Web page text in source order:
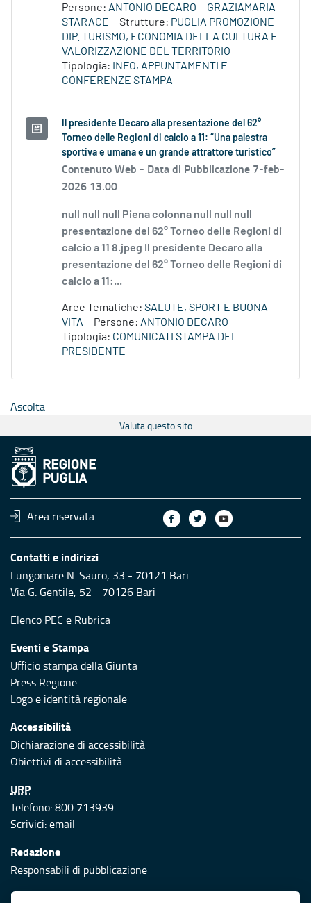
Persone: ANTONIO DECARO
GRAZIAMARIA
STARACE
Strutture: PUGLIA PROMOZIONE
DIP. TURISMO, ECONOMIA DELLA CULTURA E
VALORIZZAZIONE DEL TERRITORIO
Tipologia:
INFO, APPUNTAMENTI E
CONFERENZE STAMPA
Il presidente Decaro alla presentazione del 62°
Torneo delle Regioni di calcio a 11: “Una palestra
sportiva e umana e un grande attrattore turistico”
Contenuto Web - Data di Pubblicazione 7-feb-
2026 13.00
null null null Piena colonna null null null
presentazione del 62° Torneo delle Regioni di
calcio a 11 8.jpeg Il presidente Decaro alla
presentazione del 62° Torneo delle Regioni di
calcio a 11:...
Aree Tematiche: SALUTE, SPORT E BUONA
VITA
Persone: ANTONIO DECARO
Tipologia: COMUNICATI STAMPA DEL
PRESIDENTE
Ascolta
Valuta questo sito
Area riservata
Contatti e indirizzi
Lungomare N. Sauro, 33 - 70121 Bari
Via G. Gentile, 52 - 70126 Bari
Elenco PEC e Rubrica
Eventi e Stampa
Ufficio stampa della Giunta
Press Regione
Logo e identità regionale
Accessibilità
Dichiarazione di accessibilità
Obiettivi di accessibilità
URP
Telefono: 800 713939
Scrivici:email
Redazione
Responsabili di pubblicazione
Protezione civile